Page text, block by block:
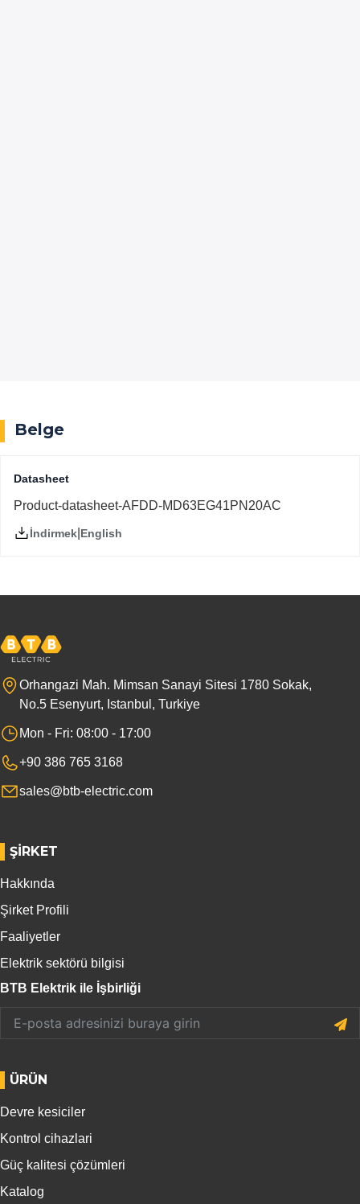
Belge
Datasheet
Product-datasheet-AFDD-MD63EG41PN20AC
İndirmek English
Orhangazi Mah. Mimsan Sanayi Sitesi 1780 Sokak,
No.5 Esenyurt, Istanbul, Turkiye
Mon - Fri: 08:00 - 17:00
+90 386 765 3168
sales@btb-electric.com
ŞIRKET
Hakkında
Şirket Profili
Faaliyetler
Elektrik sektörü bilgisi
BTB Elektrik ile İşbirliği
ÜRÜN
Devre kesiciler
Kontrol cihazlari
Güç kalitesi çözümleri
Katalog